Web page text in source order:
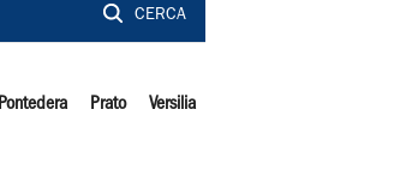
CERCA
Pontedera Prato Versilia